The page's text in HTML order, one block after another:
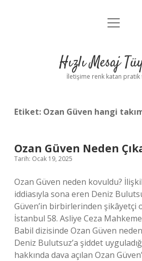
Anasayfa
Yasal Uyarı
menüyü
Hızlı Mesaj
İletişime renk katan pratik
Etiket: Ozan Güven hangi
Ozan Güven Neden
Tarih: Ocak 19, 2025
Ozan Güven neden kovuldu?
iddiasıyla sona eren Deniz
Güven’in birbirlerinden şikâyetçi
İstanbul 58. Asliye Ceza
Babil dizisinde Ozan Güven neden
Deniz Bulutsuz’a şiddet
hakkında dava açılan Ozan